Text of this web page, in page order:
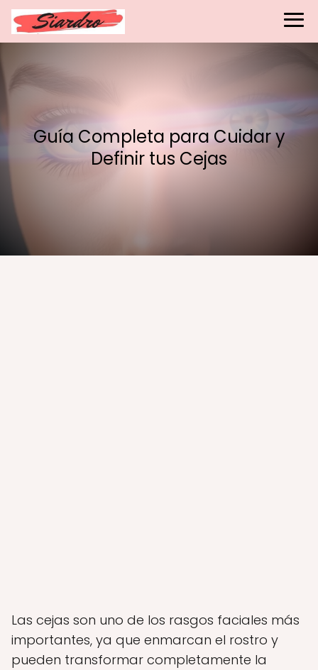
Guía Completa para Cuidar y
Definir tus Cejas
Las cejas son uno de los rasgos faciales más
importantes, ya que enmarcan el rostro y
pueden transformar completamente la